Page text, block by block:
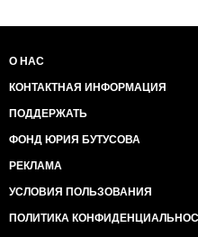
О НАС
КОНТАКТНАЯ ИНФОРМАЦИЯ
ПОДДЕРЖАТЬ
ФОНД ЮРИЯ БУТУСОВА
РЕКЛАМА
УСЛОВИЯ ПОЛЬЗОВАНИЯ
ПОЛИТИКА